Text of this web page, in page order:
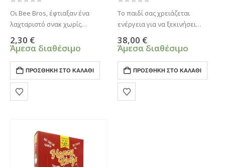
Οι Bee Bros, έφτιαξαν ένα
λαχταριστό σνακ χωρίς
αναμειγνύοντας το μέλι με το
2,30 €
Άμεσα διαθέσιμο
ΠΡΟΣΘΉΚΗ ΣΤΟ ΚΑΛΆΘΙ
Το παιδί σας χρειάζεται
ενέργεια για να ξεκινήσει
παιδικά δημητριακά The Bee
διατροφικές ανάγκες των
μικρών παιδιών.
38,00 €
Άμεσα διαθέσιμο
ΠΡΟΣΘΉΚΗ ΣΤΟ ΚΑΛΆΘΙ